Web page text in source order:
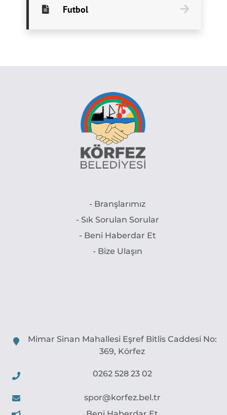
Futbol
- Branşlarımız
- Sık Sorulan Sorular
- Beni Haberdar Et
- Bize Ulaşın
Mimar Sinan Mahallesi Eşref Bitlis Caddesi No:
369, Körfez
0262 528 23 02
spor@korfez.bel.tr